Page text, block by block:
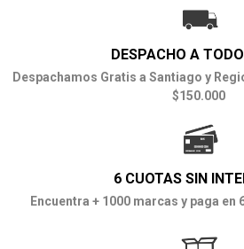
DESPACHO A
Despachamos Gratis a Santiago y
$150.000
6 CUOTAS SIN
Encuentra + 1000 marcas y paga